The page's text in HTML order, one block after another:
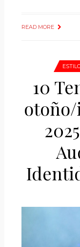
READ MORE
10